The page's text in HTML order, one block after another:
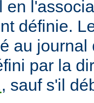
en
définie.
au journal
par la
, sauf s'il